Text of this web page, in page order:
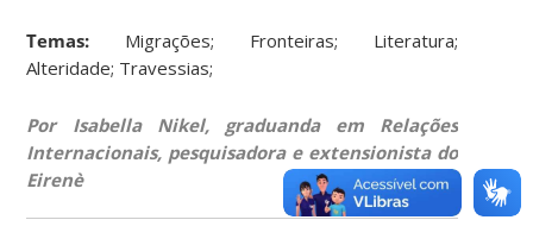
Temas: Migrações; Fronteiras; Literatura;
Alteridade; Travessias;
Por Isabella Nikel, graduanda em Relações
Internacionais, pesquisadora e extensionista do
Eirenè